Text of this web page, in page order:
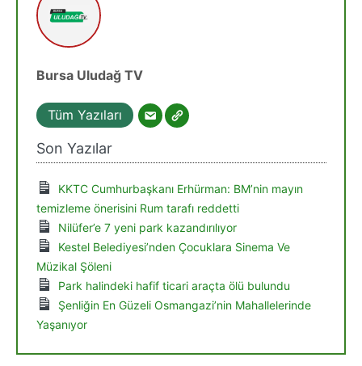
Bursa Uludağ TV
Tüm Yazıları
Son Yazılar
KKTC Cumhurbaşkanı Erhürman: BM’nin mayın
temizleme önerisini Rum tarafı reddetti
Nilüfer’e 7 yeni park kazandırılıyor
Kestel Belediyesi’nden Çocuklara Sinema Ve
Müzikal Şöleni
Park halindeki hafif ticari araçta ölü bulundu
Şenliğin En Güzeli Osmangazi’nin Mahallelerinde
Yaşanıyor